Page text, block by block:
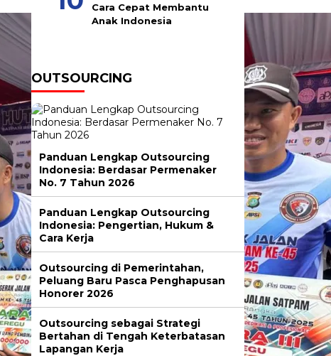
Cara Cepat Membantu
Anak Indonesia
OUTSOURCING
Panduan Lengkap Outsourcing
Indonesia: Berdasar Permenaker
No. 7 Tahun 2026
Panduan Lengkap Outsourcing
Indonesia: Pengertian, Hukum &
Cara Kerja
Outsourcing di Pemerintahan,
Peluang Baru Pasca Penghapusan
Honorer 2026
Outsourcing sebagai Strategi
Bertahan di Tengah Keterbatasan
Lapangan Kerja